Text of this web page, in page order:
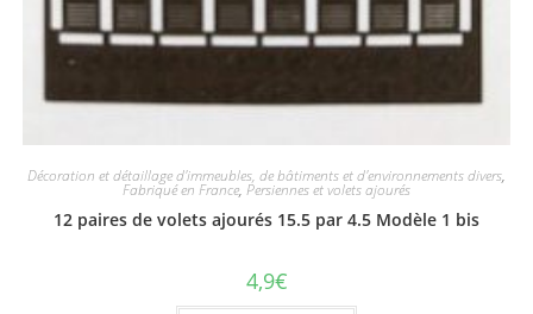
Décoration et détaillage d'immeubles, de bâtiments et d'environnements divers,
Fabriqué en France, Persiennes et volets ajourés
12 paires de volets ajourés 15.5 par 4.5 Modèle 1 bis
4,9€